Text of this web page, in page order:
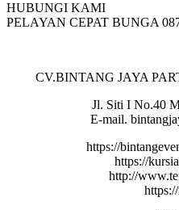
HUBUNGI KAMI
PELAYAN CEPAT BUNGA
CV.BINTANG JAYA
Jl. Siti I No.40
E-mail.
https://
https://
http://